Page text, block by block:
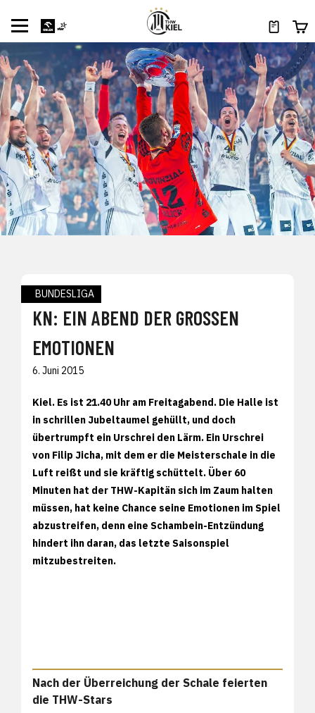
BUNDESLIGA
KN: EIN ABEND DER GROSSEN E
MOTIONEN
6. Juni 2015
Kiel. Es ist 21.40 Uhr am Freitagabend. Die Halle ist
in schrillen Jubeltaumel gehüllt, und doch
übertrumpft ein Urschrei den Lärm. Ein Urschrei
von Filip Jicha, mit dem er die Meisterschale in die
Luft reißt und sie kräftig schüttelt. Über 60
Minuten hat der THW-Kapitän sich im Zaum halten
müssen, hat keine Chance seine Emotionen im Spiel
abzustreifen, denn eine Schambein-Entzündung
hindert ihn daran, das letzte Saisonspiel
mitzubestreiten.
Nach der Überreichung der Schale feierten
die THW-Stars